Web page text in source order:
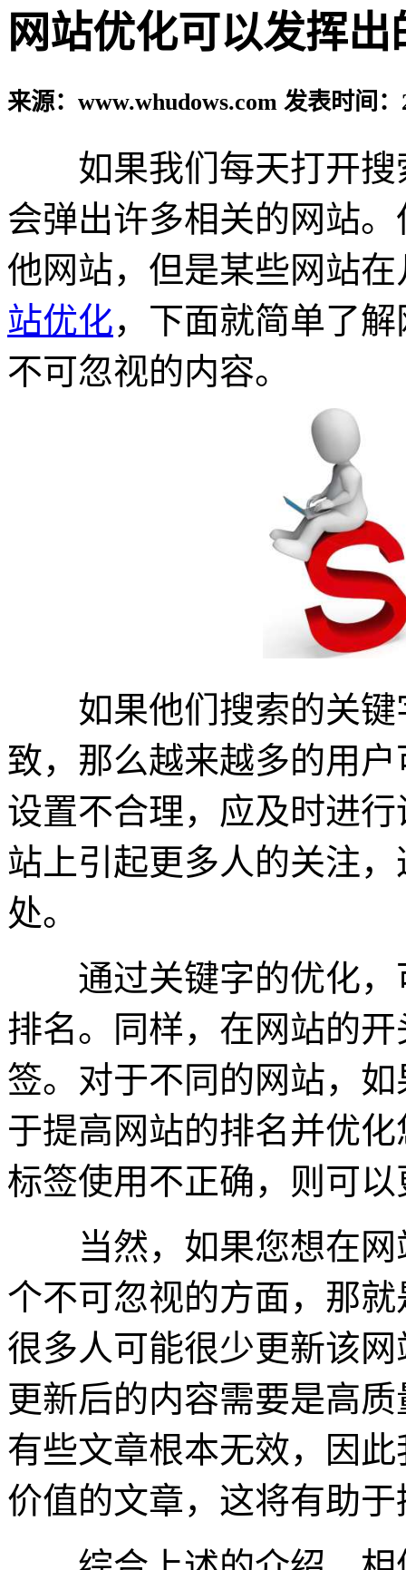
网站优化可以发挥
来源：www.whudows.com 发表时间：
如果我们每天打开搜
会弹出许多相关的网站
他网站，但是某些网站
站优化，下面就简单了
不可忽视的内容。
如果他们搜索的关键
致，那么越来越多的用
设置不合理，应及时进
站上引起更多人的关注
处。
通过关键字的优化，
排名。同样，在网站的
签。对于不同的网站，
于提高网站的排名并优
标签使用不正确，则可
当然，如果您想在网
个不可忽视的方面，那
很多人可能很少更新该
更新后的内容需要是高
有些文章根本无效，因
价值的文章，这将有助